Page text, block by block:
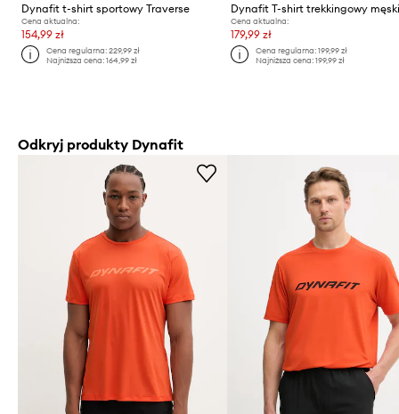
Dynafit t-shirt sportowy Traverse
Cena aktualna:
154,99 zł
Cena regularna:229,99 zł
Najniższa cena:164,99 zł
Cena aktualna:
179,99 zł
Cena regularna: 199,99 zł
Najniższa cena: 199,99 zł
Odkryj produkty Dynafit